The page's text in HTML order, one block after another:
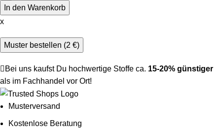
In den Warenkorb
x
Muster bestellen (2 €)
Bei uns kaufst Du hochwertige Stoffe ca. 15-20% günstiger
als im Fachhandel vor Ort!
Musterversand
Kostenlose Beratung